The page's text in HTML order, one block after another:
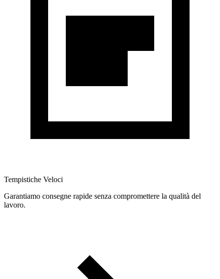
Tempistiche Veloci
Garantiamo consegne rapide senza compromettere la qualità del
lavoro.